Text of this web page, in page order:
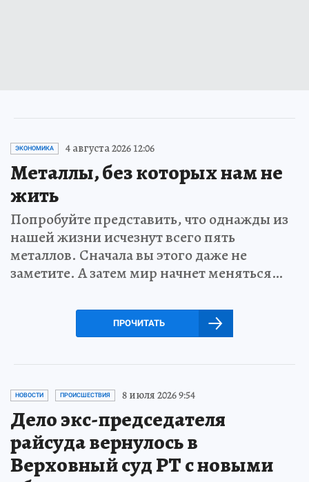
ЭКОНОМИКА 4 августа 2026 12:06
Металлы, без которых нам не
жить
Попробуйте представить, что однажды из
нашей жизни исчезнут всего пять
металлов. Сначала вы этого даже не
заметите. А затем мир начнет меняться…
ПРОЧИТАТЬ
НОВОСТИ ПРОИСШЕСТВИЯ 8 июля 2026 9:54
Дело экс-председателя
райсуда вернулось в
Верховный суд РТ с новыми